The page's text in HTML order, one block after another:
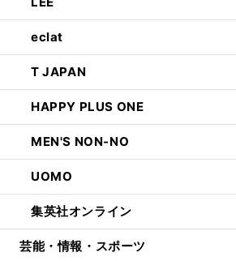
eclat
T JAPAN
HAPPY PLUS ONE
MEN'S NON-NO
UOMO
集英社オンライン
芸能・情報・スポーツ